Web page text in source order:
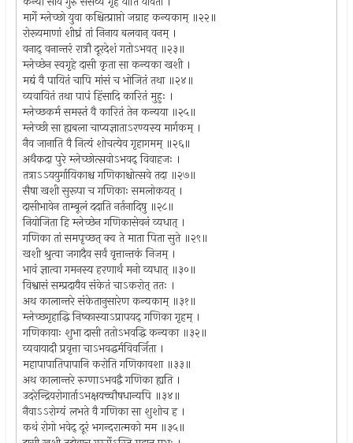
मार्गे म्लेच्छो युवा कश्चित्प्राप्तो जग्राह कन्यकाम् ॥२२॥
रोरूयमाणां शीघ्रं तां निनाय बलवान् वनम् ।
वनाद् वनान्तरं रात्रौ दूरदेशं गतोऽभवत् ॥२३॥
म्लेच्छेन स्वगृहे दासी कृता सा कन्यका खशी ।
मद्यं वै पायितं चापि मांसं च भोजितं तथा ॥२४॥
व्यवायितं तथा पापं हिंसादि कारितं मुहुः ।
म्लेच्छकर्म समस्तं वै कारितं तेन कन्यया ॥२५॥
म्लेच्छी सा ह्यबला चाप्यज्ञाताऽरण्यस्य मार्गकम् ।
नैव जानाति वै नित्यं शोचत्येव गृहागमम् ॥२६॥
अथैकदा पुरे म्लेच्छोत्सवोऽभवद् विवाहजः ।
तत्राऽऽययुर्गायिकाश्च गणिकाश्चोत्सवे तदा ॥२७॥
सैषा खशी सुरूपा च गणिकाः समलोकयत् ।
दासीभावेन ताम्बूलं ददाति नर्तनादिषु ॥२८॥
नियोजिता हि म्लेच्छेन गणिकासेवनं व्यधात् ।
गणिका तां समपृच्छत् क्व ते माता पिता सुते ॥२९॥
खशी श्रुत्वा जगादैव सर्वं वृत्तान्तकं निजम् ।
भावं ज्ञात्वा गमनस्य हरणार्थं मनो व्यधात् ॥३०॥
विश्वासं सम्प्रदायैव संकेतं चाऽकरोत् ततः ।
अथ कालान्तरे संकेतानुसारेण कन्यकाम् ॥३१॥
म्लेच्छगृहाद्धि निष्कास्याऽप्रापयद् गणिका गृहम् ।
गणिकायाः शुभा दासी ततोऽभवद्धि कन्यका ॥३२॥
व्यवायादौ प्रवृत्ता चाऽभवद्धर्मविवर्जिता ।
महापापातिपापानि करोति गणिकावशा ॥३३॥
अथ कालान्तरे रुग्णाऽभवद्वै गणिका ह्यति ।
उदरेन्द्रियरोगार्ताऽभक्षयच्चौषधान्यपि ॥३४॥
नैवाऽऽरोग्यं लभते वै गणिका सा शुशोच ह ।
कथं रोगो भवेद् दूरं भगन्दरात्मको मम ॥३५॥